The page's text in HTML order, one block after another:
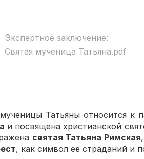
Экспертное заключение:
Святая мученица Татьяна.pdf
Татьяны относится к
и посвящена христианской
святая Татьяна Римская
, как символ её страданий и